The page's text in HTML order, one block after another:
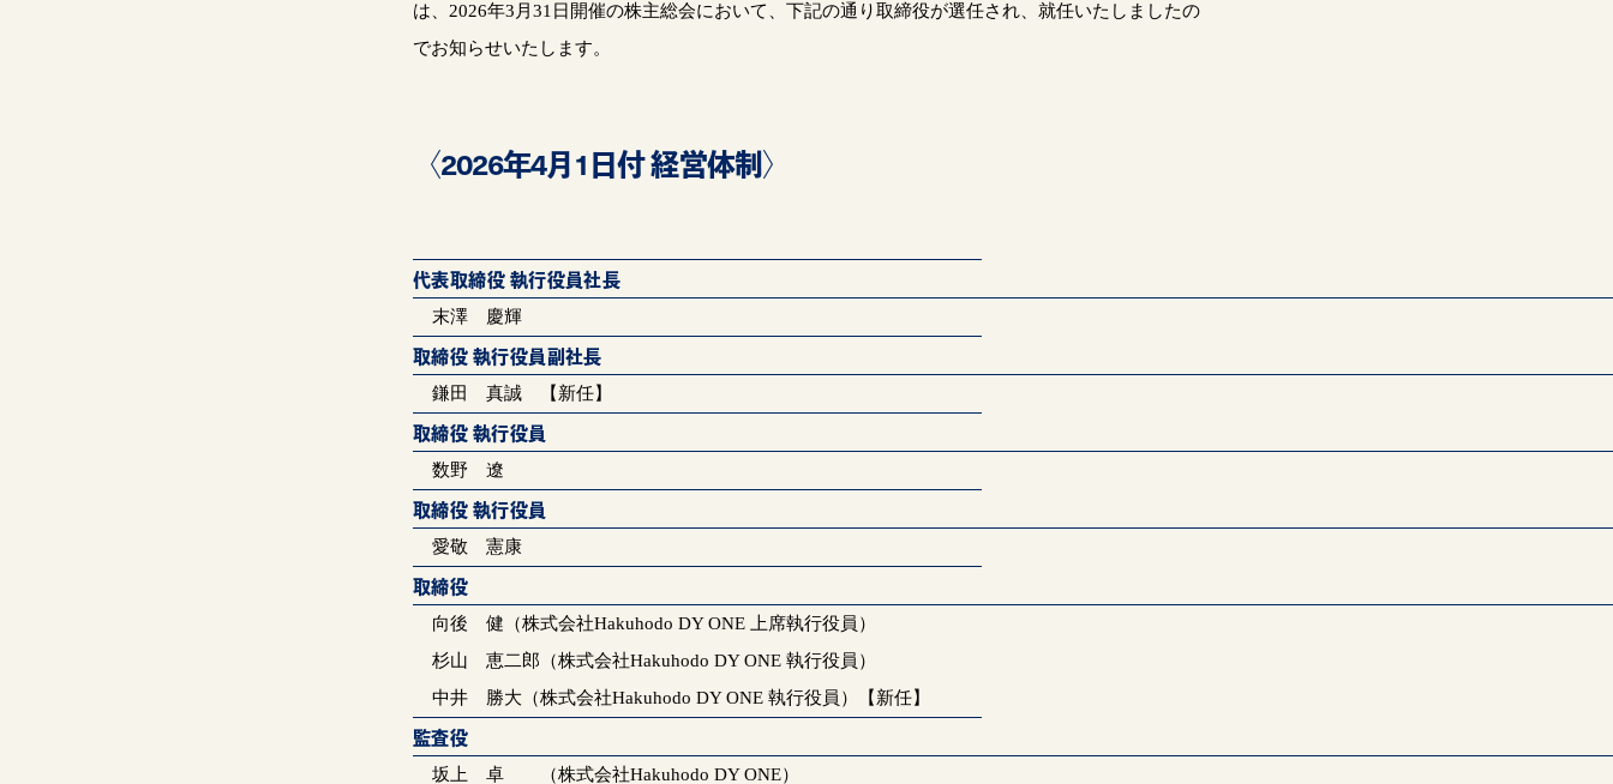
は、2026年3 月 31 日開催の株主総会において、下記の通り取締役が選任され、就任いたしましたの
でお知らせいたします。
〈2026年4月1日付 経営体制〉
代表取締役 執行役員社長
末澤 慶輝
取締役 執行役員副社長
鎌田 真誠 【新任】
取締役 執行役員
数野 遼
取締役 執行役員
愛敬 憲康
取締役
向後 健（株式会社Hakuhodo DY ONE 上席執行役員 ）
杉山 恵二郎（株式会社Hakuhodo DY ONE 執行役員 ）
中井 勝大（株式会社Hakuhodo DY ONE 執行役員 ）【新任】
監査役
坂上 卓 （株式会社Hakuhodo DY ONE）